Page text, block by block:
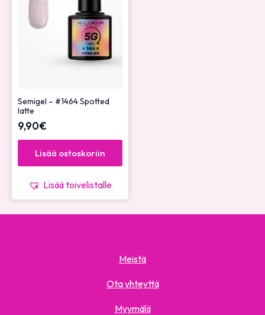
Semigel – #1464 Spotted
latte
9,90€
Lisää ostoskoriin
Lisää toivelistalle
Meistä
Ota yhteyttä
Myymälä